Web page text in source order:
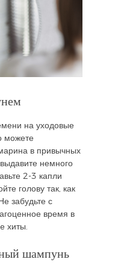
на уходовые
можете
в привычных
немного
2-3 капли
голову так, как
забудьте с
время в
хиты.
шампунь